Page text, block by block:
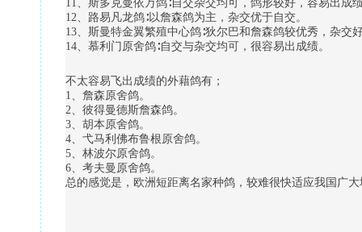
11、斯多克曼依万鸽∶自交杂交均可，鸽形较好，容易出成
12、路易凡龙鸽∶以詹森鸽为主，杂交优于自交。
13、斯曼特金翼繁殖中心鸽∶狄尔巴和詹森鸽较优秀，杂交
14、慕利门原舍鸽∶自交与杂交均可，很容易出成绩。
不太容易飞出成绩的外藉鸽有；
1、詹森原舍鸽。
2、彼得曼德斯詹森鸽。
3、胡本原舍鸽。
4、弋马利佛布鲁根原舍鸽。
5、林波尔原舍鸽。
6、考夫曼原舍鸽。
总的感觉是，欧洲短距离名家种鸽，较难很快适应我国广